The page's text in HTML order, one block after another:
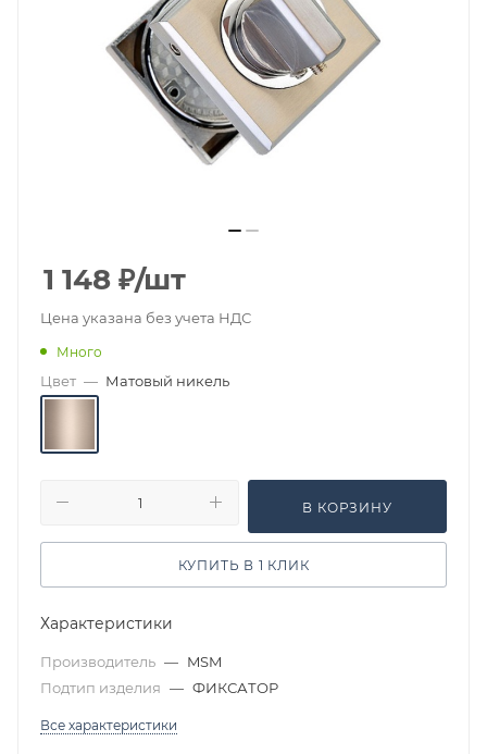
1 148 ₽/шт
Цена указана без учета НДС
Много
Цвет — Матовый никель
В КОРЗИНУ
КУПИТЬ В 1 КЛИК
Характеристики
Производитель — MSM
Подтип изделия — ФИКСАТОР
Все характеристики